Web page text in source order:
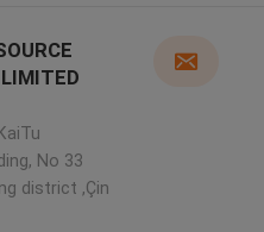
No 33
district ,Çin